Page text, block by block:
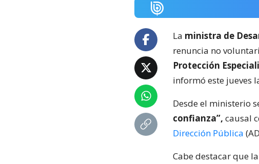
La ministra de
renuncia no
Protección
informó este jueves
Desde el ministerio
confianza”, causal
Dirección Pública
Cabe destacar que